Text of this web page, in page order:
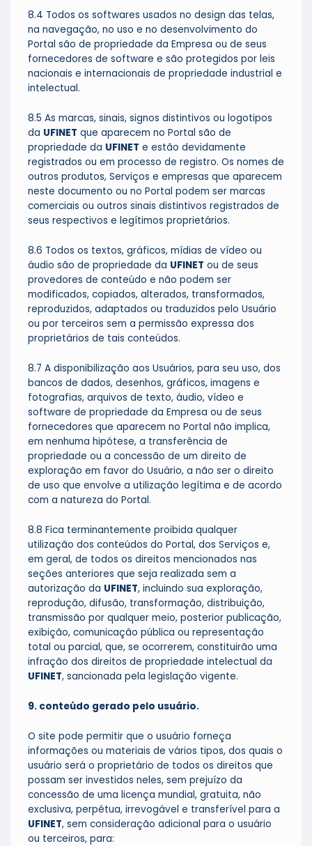
8.4 Todos os softwares usados no design das telas,
na navegação, no uso e no desenvolvimento do
Portal são de propriedade da Empresa ou de seus
fornecedores de software e são protegidos por leis
nacionais e internacionais de propriedade industrial e
intelectual.
8.5 As marcas, sinais, signos distintivos ou logotipos
da UFINET que aparecem no Portal são de
propriedade da UFINET e estão devidamente
registrados ou em processo de registro. Os nomes de
outros produtos, Serviços e empresas que aparecem
neste documento ou no Portal podem ser marcas
comerciais ou outros sinais distintivos registrados de
seus respectivos e legítimos proprietários.
8.6 Todos os textos, gráficos, mídias de vídeo ou
áudio são de propriedade da UFINET ou de seus
provedores de conteúdo e não podem ser
modificados, copiados, alterados, transformados,
reproduzidos, adaptados ou traduzidos pelo Usuário
ou por terceiros sem a permissão expressa dos
proprietários de tais conteúdos.
8.7 A disponibilização aos Usuários, para seu uso, dos
bancos de dados, desenhos, gráficos, imagens e
fotografias, arquivos de texto, áudio, vídeo e
software de propriedade da Empresa ou de seus
fornecedores que aparecem no Portal não implica,
em nenhuma hipótese, a transferência de
propriedade ou a concessão de um direito de
exploração em favor do Usuário, a não ser o direito
de uso que envolve a utilização legítima e de acordo
com a natureza do Portal.
8.8 Fica terminantemente proibida qualquer
utilização dos conteúdos do Portal, dos Serviços e,
em geral, de todos os direitos mencionados nas
seções anteriores que seja realizada sem a
autorização da UFINET, incluindo sua exploração,
reprodução, difusão, transformação, distribuição,
transmissão por qualquer meio, posterior publicação,
exibição, comunicação pública ou representação
total ou parcial, que, se ocorrerem, constituirão uma
infração dos direitos de propriedade intelectual da
UFINET, sancionada pela legislação vigente.
9. conteúdo gerado pelo usuário.
O site pode permitir que o usuário forneça
informações ou materiais de vários tipos, dos quais o
usuário será o proprietário de todos os direitos que
possam ser investidos neles, sem prejuízo da
concessão de uma licença mundial, gratuita, não
exclusiva, perpétua, irrevogável e transferível para a
UFINET, sem consideração adicional para o usuário
ou terceiros, para: